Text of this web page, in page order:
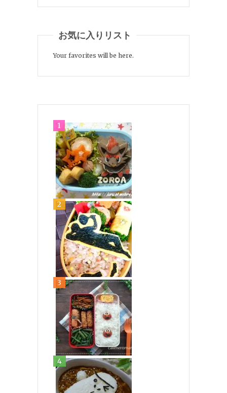
お気に入りリスト
Your favorites will be here.